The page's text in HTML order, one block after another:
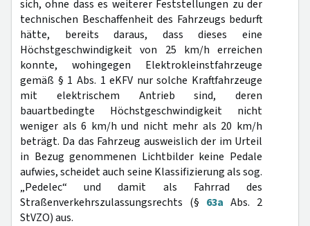
sich, ohne dass es weiterer Feststellungen zu der
technischen Beschaffenheit des Fahrzeugs bedurft
hätte, bereits daraus, dass dieses eine
Höchstgeschwindigkeit von 25 km/h erreichen
konnte, wohingegen Elektrokleinstfahrzeuge
gemäß § 1 Abs. 1 eKFV nur solche Kraftfahrzeuge
mit elektrischem Antrieb sind, deren
bauartbedingte Höchstgeschwindigkeit nicht
weniger als 6 km/h und nicht mehr als 20 km/h
beträgt. Da das Fahrzeug ausweislich der im Urteil
in Bezug genommenen Lichtbilder keine Pedale
aufwies, scheidet auch seine Klassifizierung als sog.
„Pedelec“ und damit als Fahrrad des
Straßenverkehrszulassungsrechts (§ 63a Abs. 2
StVZO) aus.